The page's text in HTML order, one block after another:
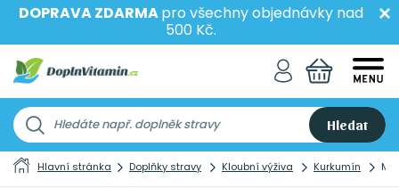
DOPRAVA ZDARMApro všechny objednávky nad
500 Kč.
Hledat
Hlavní stránka Doplňky stravy Kloubní výživa Kurkumín